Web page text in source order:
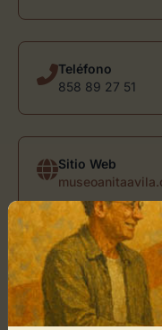
Teléfono
858 89 27 51
Sitio Web
Ubicación
Cómo llegar